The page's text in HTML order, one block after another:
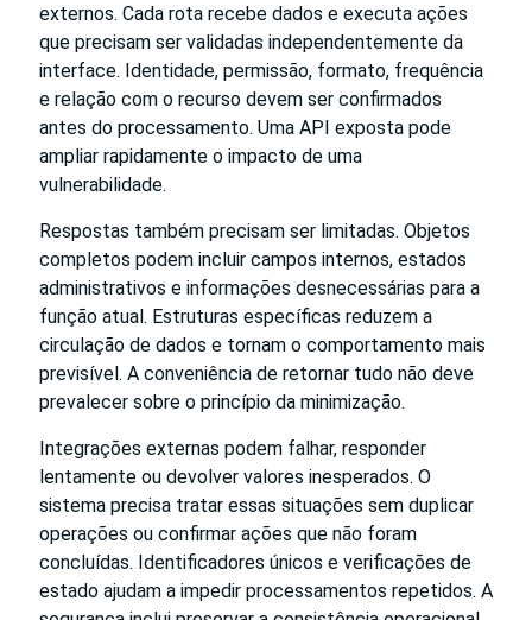
externos. Cada rota recebe dados e executa ações
que precisam ser validadas independentemente da
interface. Identidade, permissão, formato, frequência
e relação com o recurso devem ser confirmados
antes do processamento. Uma API exposta pode
ampliar rapidamente o impacto de uma
vulnerabilidade.
Respostas também precisam ser limitadas. Objetos
completos podem incluir campos internos, estados
administrativos e informações desnecessárias para a
função atual. Estruturas específicas reduzem a
circulação de dados e tornam o comportamento mais
previsível. A conveniência de retornar tudo não deve
prevalecer sobre o princípio da minimização.
Integrações externas podem falhar, responder
lentamente ou devolver valores inesperados. O
sistema precisa tratar essas situações sem duplicar
operações ou confirmar ações que não foram
concluídas. Identificadores únicos e verificações de
estado ajudam a impedir processamentos repetidos. A